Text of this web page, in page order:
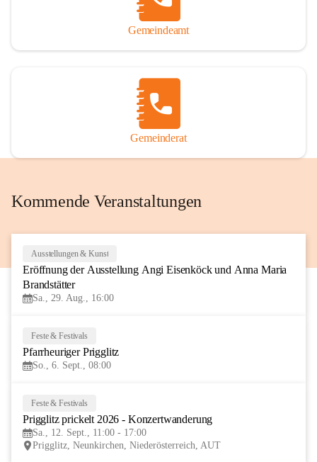
Gemeindeamt
Gemeinderat
Kommende Veranstaltungen
AUG
Ausstellungen & Kunst
Eröffnung der Ausstellung Angi Eisenköck und Anna Maria
Brandstätter
Sa., 29. Aug., 16:00
Feste & Festivals
Pfarrheuriger Prigglitz
So., 6. Sept., 08:00
Feste & Festivals
Prigglitz prickelt 2026 - Konzertwanderung
Sa., 12. Sept., 11:00 - 17:00
Prigglitz, Neunkirchen, Niederösterreich, AUT